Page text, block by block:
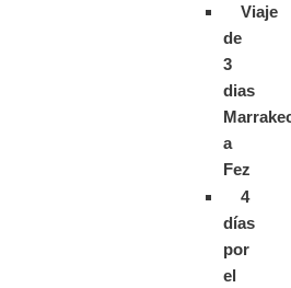
Viaje
de
3
dias
a
Fez
4
días
por
el